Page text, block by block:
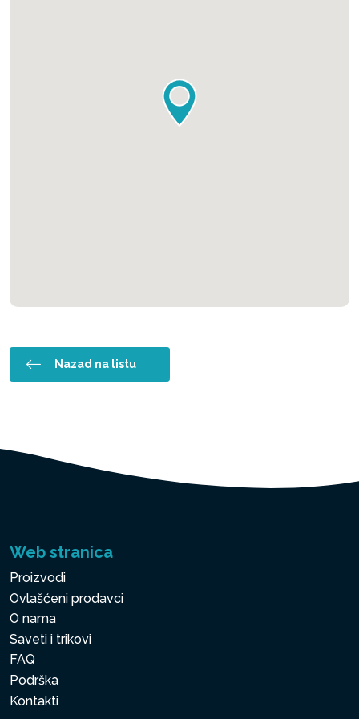
Nazad na listu
Web stranica
Proizvodi
Ovlašćeni prodavci
O nama
Saveti i trikovi
FAQ
Podrška
Kontakti